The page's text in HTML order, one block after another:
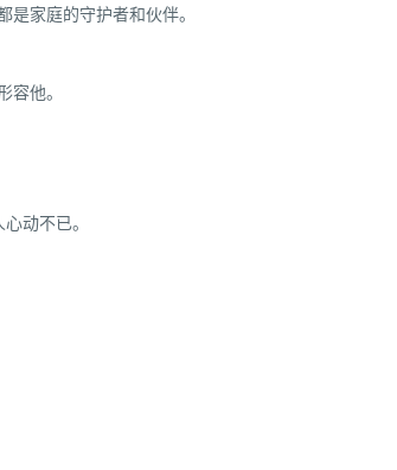
家庭的守护者和伙伴。
他。
动不已。